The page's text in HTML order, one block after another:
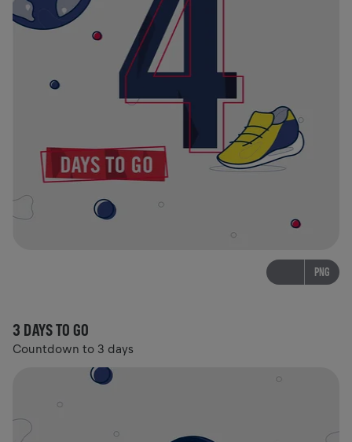
PNG
3 DAYS TO GO
Countdown to 3 days